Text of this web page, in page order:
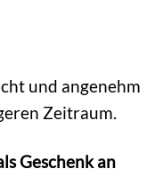
und angenehm
Zeitraum.
Geschenk an